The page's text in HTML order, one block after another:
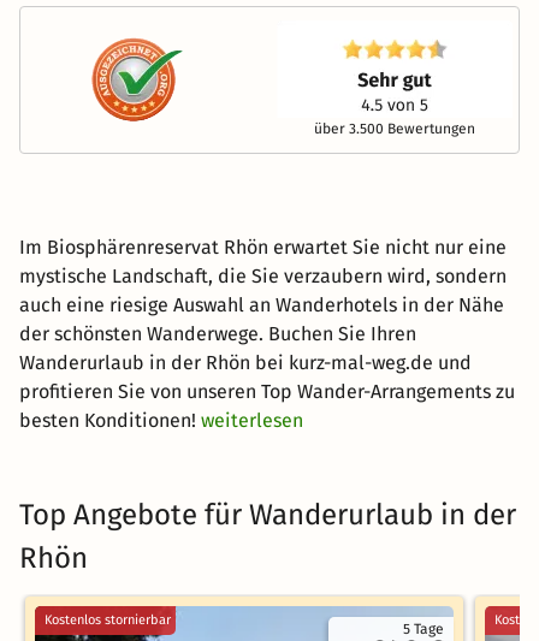
über 3.500 Bewertungen
Im Biosphärenreservat Rhön erwartet Sie nicht nur eine
mystische Landschaft, die Sie verzaubern wird, sondern
auch eine riesige Auswahl an Wanderhotels in der Nähe
der schönsten Wanderwege. Buchen Sie Ihren
Wanderurlaub in der Rhön bei kurz-mal-weg.de und
profitieren Sie von unseren Top Wander-Arrangements zu
besten Konditionen! weiterlesen
Top Angebote für Wanderurlaub in der
Rhön
5 Tage
Kostenlos stornierbar